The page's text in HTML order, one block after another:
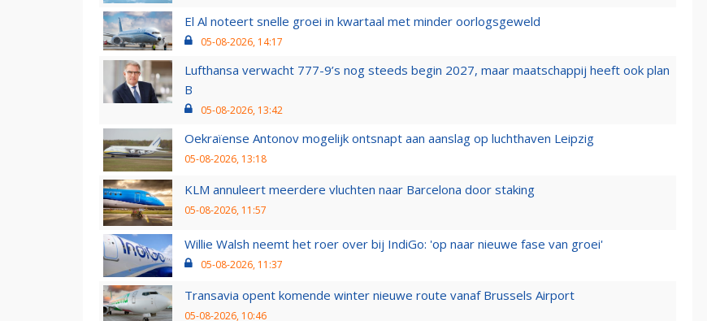
El Al noteert snelle groei in kwartaal met minder oorlogsgeweld
05-08-2026, 14:17
Lufthansa verwacht 777-9’s nog steeds begin 2027, maar maatschappij heeft ook plan
B
05-08-2026, 13:42
Oekraïense Antonov mogelijk ontsnapt aan aanslag op luchthaven Leipzig
05-08-2026, 13:18
KLM annuleert meerdere vluchten naar Barcelona door staking
05-08-2026, 11:57
Willie Walsh neemt het roer over bij IndiGo: 'op naar nieuwe fase van groei'
05-08-2026, 11:37
Transavia opent komende winter nieuwe route vanaf Brussels Airport
05-08-2026, 10:46